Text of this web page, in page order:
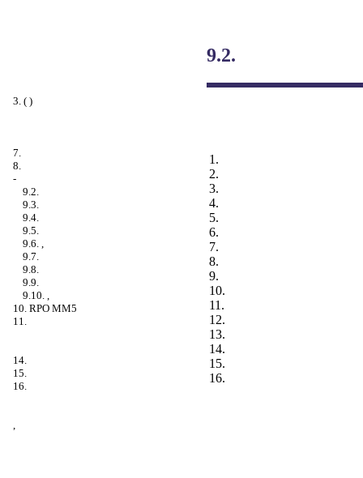
3. ( )
7.
8.
-
9.2.
9.3.
9.4.
9.5.
9.6. ,
9.7.
9.8.
9.9.
9.10. ,
10. RPO MM5
11.
14.
15.
16.
,
9.2.
1.
2.
3.
4.
5.
6.
7.
8.
9.
10.
11.
12.
13.
14.
15.
16.